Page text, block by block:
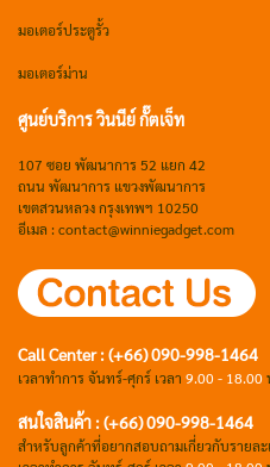
มอเตอร์ประตูรั้ว
มอเตอร์ม่าน
ศูนย์บริการ วินนีย์ กั๊ตเจ็ท
107 ซอย พัฒนาการ 52 แยก 42
ถนน พัฒนาการ แขวงพัฒนาการ
เขตสวนหลวง กรุงเทพฯ 10250
อีเมล : contact@winniegadget.com
Call Center : (+66) 090-998-1464
เวลาทำการ จันทร์-ศุกร์ เวลา 9.00 - 18.00
สนใจสินค้า : (+66) 090-998-1464
สำหรับลูกค้าที่อยากสอบถามเกี่ยวกับรายล